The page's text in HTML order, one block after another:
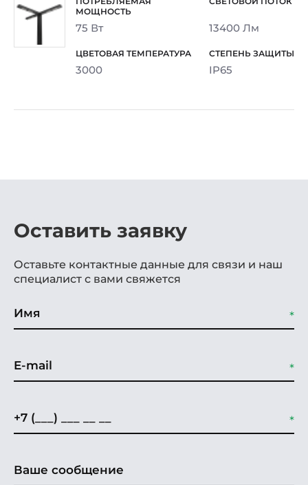
75 Вт 13400 Лм
3000 IP65
Оставить заявку
Оставьте контактные данные для связи и наш
специалист с вами свяжется